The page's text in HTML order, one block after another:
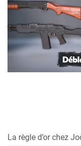
La règle d’or chez